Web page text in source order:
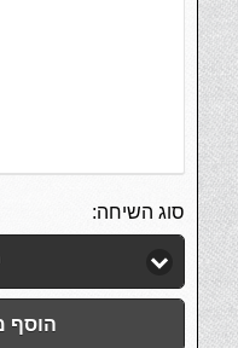
סוג השיחה:
הוסף